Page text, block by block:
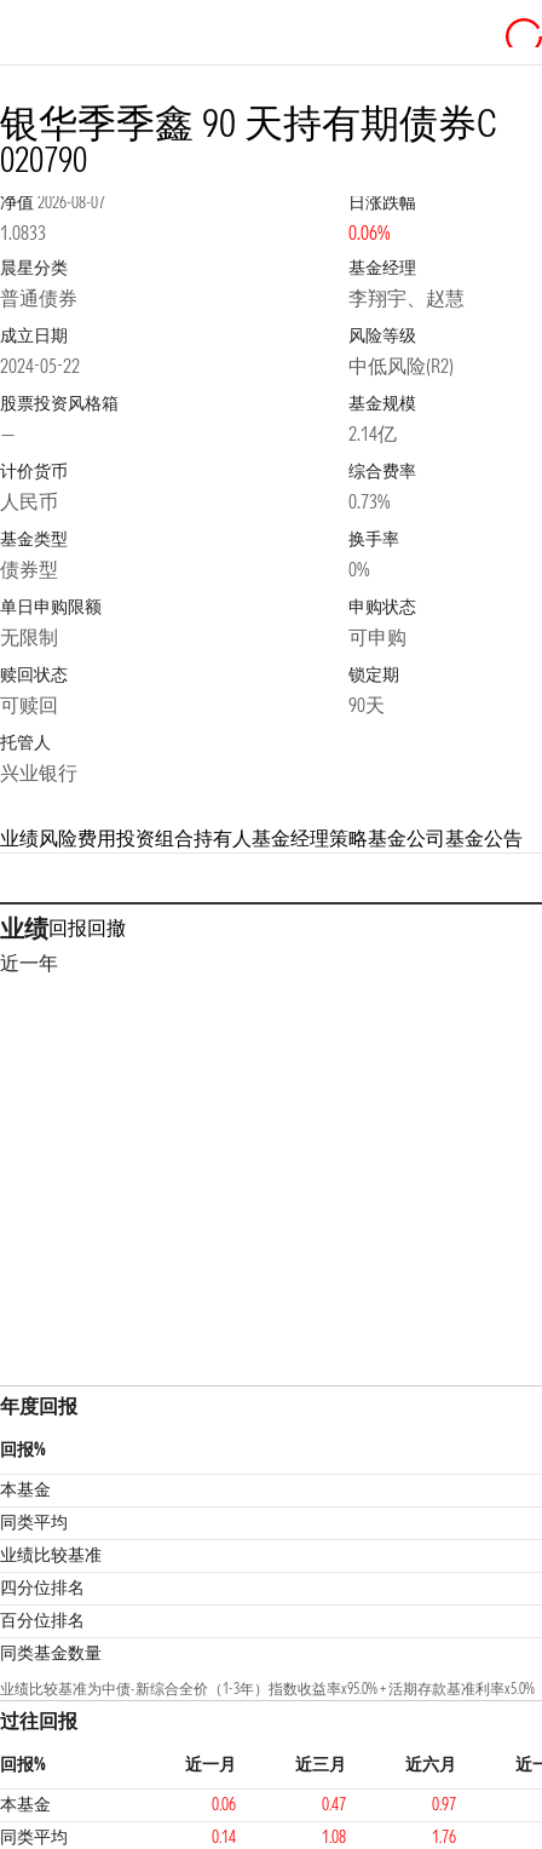
银华季季鑫 90 天持有期债券C
020790
净值 2026-08-07
1.0833
日涨跌幅
0.06%
晨星分类
普通债券
基金经理
李翔宇、赵慧
成立日期
2024-05-22
风险等级
中低风险(R2)
股票投资风格箱
—
基金规模
2.14亿
计价货币
人民币
综合费率
0.73%
基金类型
债券型
换手率
0%
单日申购限额
无限制
申购状态
可申购
赎回状态
可赎回
锁定期
90天
托管人
兴业银行
业绩风险费用投资组合持有人基金经理策略基金公司基金公告
业绩回报回撤
近一年
年度回报
回报%
本基金
同类平均
业绩比较基准
四分位排名
3
百分位排名
同类基金数量
业绩比较基准为中债-新综合全价（1-3年）指数收益率x95.0% + 活期存款基准利率x5.0%
过往回报
回报% 近一月 近三月 近六月
近
本基金
0.06 0.47
0.97
同类平均
0.14 1.08
1.76